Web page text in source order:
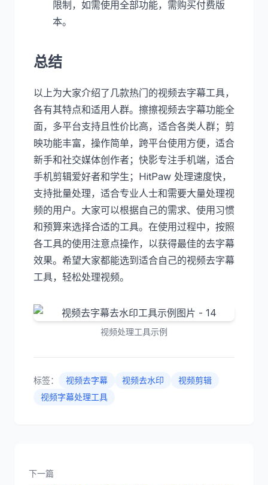
限制，如需使用全部功能，需购买付费版
本。
总结
以上为大家介绍了几款热门的视频去字幕工具，
各有其特点和适用人群。擦擦视频去字幕功能全
面，多平台支持且性价比高，适合各类人群；剪
映功能丰富，操作简单，跨平台使用方便，适合
新手和社交媒体创作者；快影专注手机端，适合
手机剪辑爱好者和学生；HitPaw 处理速度快，
支持批量处理，适合专业人士和需要大量处理视
频的用户。大家可以根据自己的需求、使用习惯
和预算来选择合适的工具。在使用过程中，按照
各工具的使用注意点操作，以获得最佳的去字幕
效果。希望大家都能选到适合自己的视频去字幕
工具，轻松处理视频。
视频处理工具示例
标签： 视频去字幕 视频去水印
视频剪辑
视频字幕处理工具
下一篇